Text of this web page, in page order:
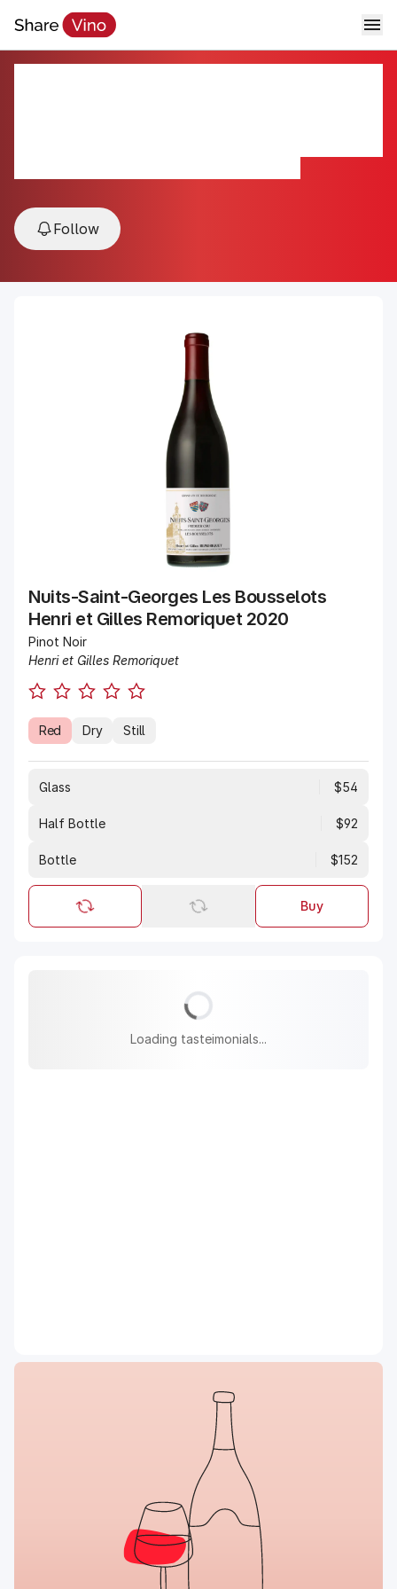
Follow
Nuits-Saint-Georges Les Bousselots
Henri et Gilles Remoriquet 2020
Pinot Noir
Henri et Gilles Remoriquet
Red Dry Still
Glass $54
Half Bottle $92
Bottle $152
Buy
Loading tasteimonials...